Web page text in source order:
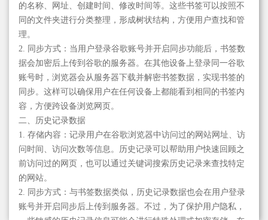
的名称、网址、创建时间、修改时间等。这些书签可以按照不
同的文件夹进行分类整理，形成树状结构，方便用户查找和管
理。
2. 同步方式：当用户登录谷歌账号并开启同步功能后，书签数
据会加密后上传到谷歌的服务器。在其他设备上登录同一谷歌
账号时，浏览器会从服务器下载并解密书签数据，实现书签的
同步。这样可以确保用户在任何设备上都能看到相同的书签内
容，方便跨设备浏览网页。
二、历史记录数据
1. 存储内容：记录用户在谷歌浏览器中访问过的网站网址、访
问时间、访问次数等信息。历史记录可以帮助用户快速回顾之
前访问过的网页，也可以通过关键词搜索历史记录来查找特定
的网站。
2. 同步方式：与书签数据类似，历史记录数据也会在用户登录
账号并开启同步后上传到服务器。不过，为了保护用户隐私，